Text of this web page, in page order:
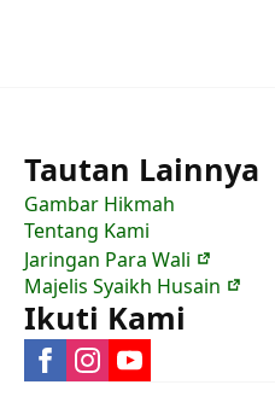
Tautan Lainnya
Gambar Hikmah
Tentang Kami
Jaringan Para Wali
Majelis Syaikh Husain
Ikuti Kami